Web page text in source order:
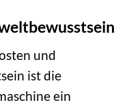
und
ist die
ein